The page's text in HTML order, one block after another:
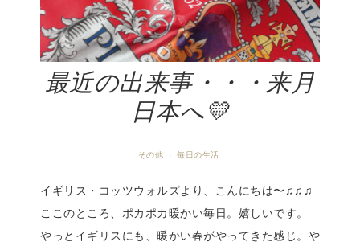
最近の出来事・・・来月
日本へ💛
その他 · 毎日の生活
イギリス・コッツウォルズより、こんにちは〜♫♫♫
ここのところ、ポカポカ暖かい毎日。嬉しいです。
やっとイギリスにも、暖かい春がやってきた感じ。や